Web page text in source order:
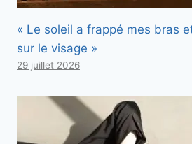
« Le soleil a frappé mes bras
sur le visage »
29 juillet 2026